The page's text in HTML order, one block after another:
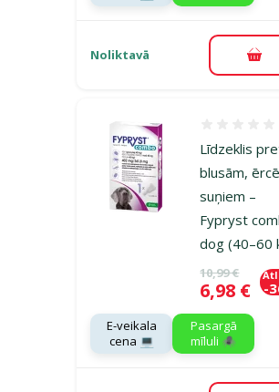
Noliktavā
Līdzeklis
blusām,
suņiem –
Fypryst
dog (40–60
Oriģinālā
10,99 €
Cena
6,98 € -
E-veikala
cena 💻
Pasargā
mīluli 🕷️